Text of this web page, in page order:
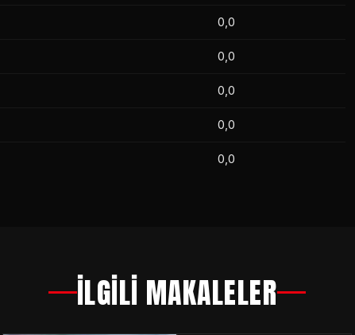
0,0
0,0
0,0
0,0
0,0
İLGİLİ MAKALELER